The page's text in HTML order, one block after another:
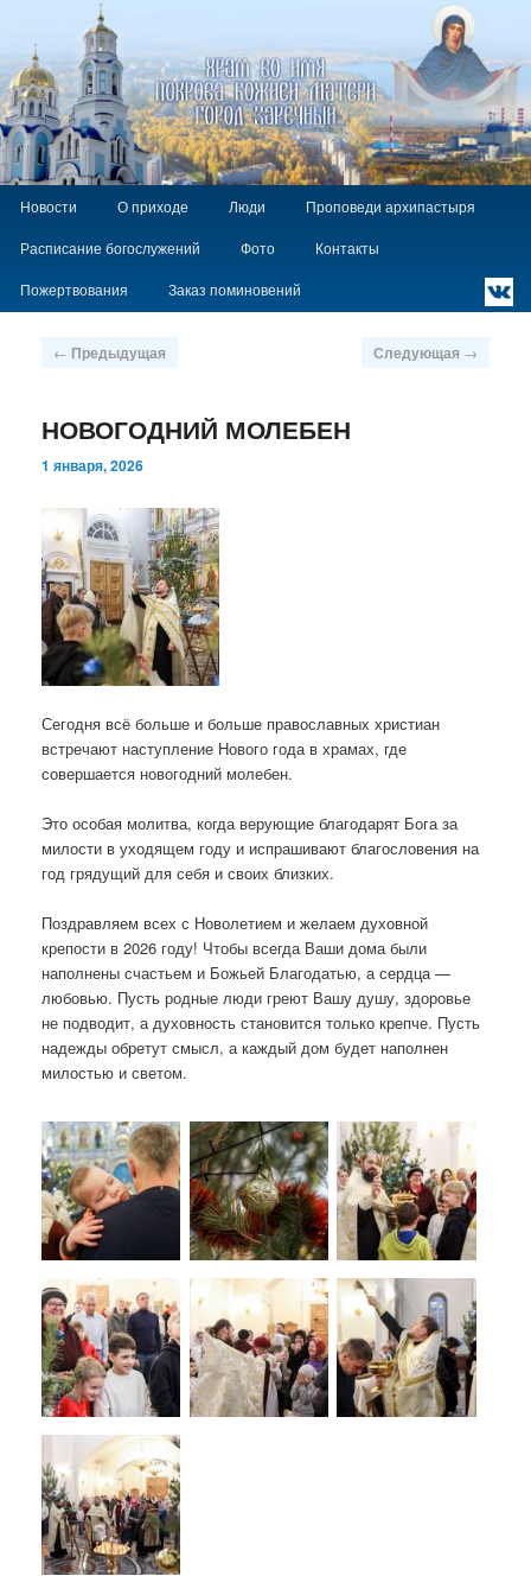
Храм Покрова Божией Матери г.
Заречный
Главное
Перейти
основному
содержимому
Новости О приходе Люди Проповеди архипастыря
Расписание богослужений Фото Контакты
Пожертвования Заказ поминовений
`
Навигация
← Предыдущая Следующая →
НОВОГОДНИЙ МОЛЕБЕН
1 января, 2026
Сегодня всё больше и больше православных христиан
встречают наступление Нового года в храмах, где
совершается новогодний молебен.
Это особая молитва, когда верующие благодарят Бога за
милости в уходящем году и испрашивают благословения на
год грядущий для себя и своих близких.
Поздравляем всех с Новолетием и желаем духовной
крепости в 2026 году! Чтобы всегда Ваши дома были
наполнены счастьем и Божьей Благодатью, а сердца —
любовью. Пусть родные люди греют Вашу душу, здоровье
не подводит, а духовность становится только крепче. Пусть
надежды обретут смысл, а каждый дом будет наполнен
милостью и светом.